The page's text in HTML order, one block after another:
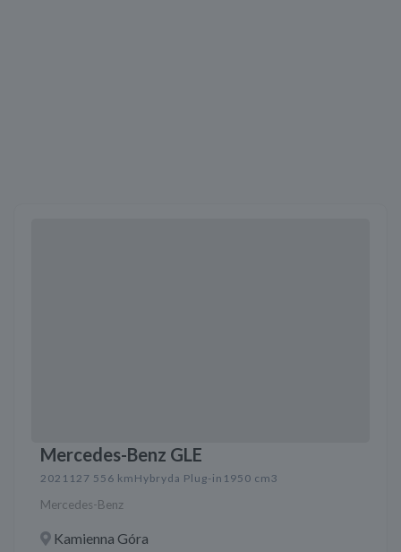
Mercedes-Benz GLE
2021 127 556 km Hybryda Plug-in 1950 cm3
Mercedes-Benz
Kamienna Góra